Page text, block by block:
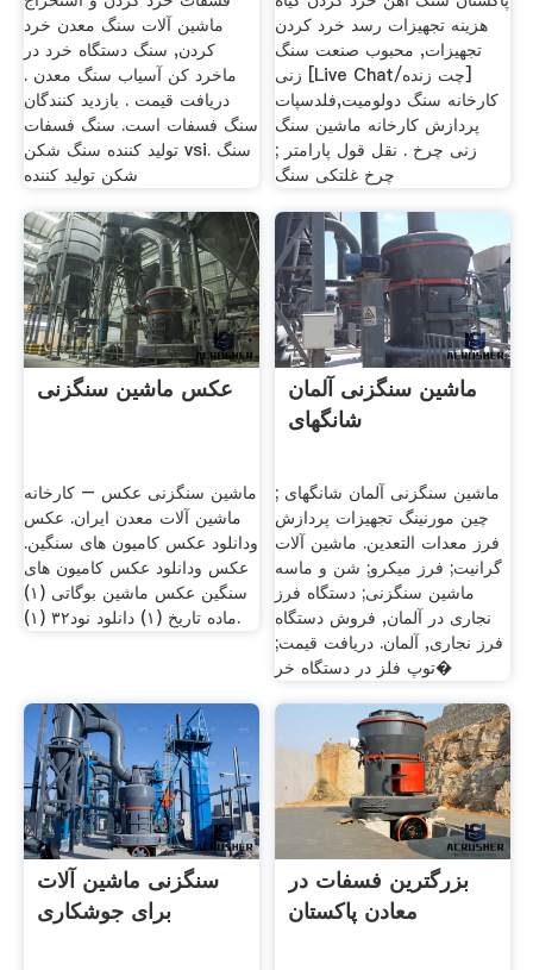
ماشین آلات سنگ معدن خرد
کردن, سنگ دستگاه خرد در
ماخرد کن آسیاب سنگ معدن .
دریافت قیمت . بازدید کنندگان
سنگ فسفات است. سنگ فسفات
تولید کننده سنگ شکن vsi. سنگ
شکن تولید کننده
هزینه تجهیزات رسد خرد کردن
تجهیزات, محبوب صنعت سنگ
زنی [Live Chat/چت زنده]
کارخانه سنگ دولومیت,فلدسپات
پردازش کارخانه ماشین سنگ
زنی چرخ . نقل قول پارامتر ;
چرخ غلتکی سنگ
عکس ماشین سنگزنی
ماشین سنگزنی عکس – کارخانه
ماشین آلات معدن ایران. عکس
ودانلود عکس کامیون های سنگین.
عکس ودانلود عکس کامیون های
سنگین عکس ماشین بوگاتی (۱)
ماده تاریخ (۱) دانلود نود۳۲ (۱).
ماشین سنگزنی آلمان
شانگهای
ماشین سنگزنی آلمان شانگهای ;
چین مورنینگ تجهیزات پردازش
فرز معدات التعدين. ماشین آلات
گرانیت; فرز میکرو; شن و ماسه
ماشین سنگزنی; دستگاه فرز
نجاری در آلمان, فروش دستگاه
فرز نجاری, آلمان. دریافت قیمت;
توپ فلز در دستگاه خر�
سنگزنی ماشین آلات
برای جوشکاری
بزرگترین فسفات در
معادن پاکستان